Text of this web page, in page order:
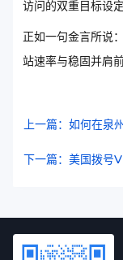
访问的双重目标设
正如一句金言所说
站速率与稳固并肩前
上一篇：如何在泉
下一篇：美国拨号